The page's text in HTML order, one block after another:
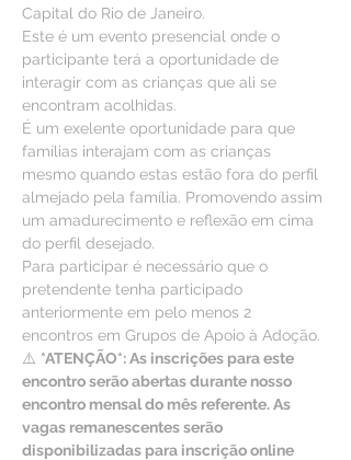
Capital do Rio de Janeiro.
Este é um evento presencial onde o
participante terá a oportunidade de
interagir com as crianças que ali se
encontram acolhidas.
É um exelente oportunidade para que
famílias interajam com as crianças
mesmo quando estas estão fora do perfil
almejado pela família. Promovendo assim
um amadurecimento e reflexão em cima
do perfil desejado.
Para participar é necessário que o
pretendente tenha participado
anteriormente em pelo menos 2
encontros em Grupos de Apoio à Adoção.
⚠️ *ATENÇÃO*: As inscrições para este
encontro serão abertas durante nosso
encontro mensal do mês referente. As
vagas remanescentes serão
disponibilizadas para inscrição online